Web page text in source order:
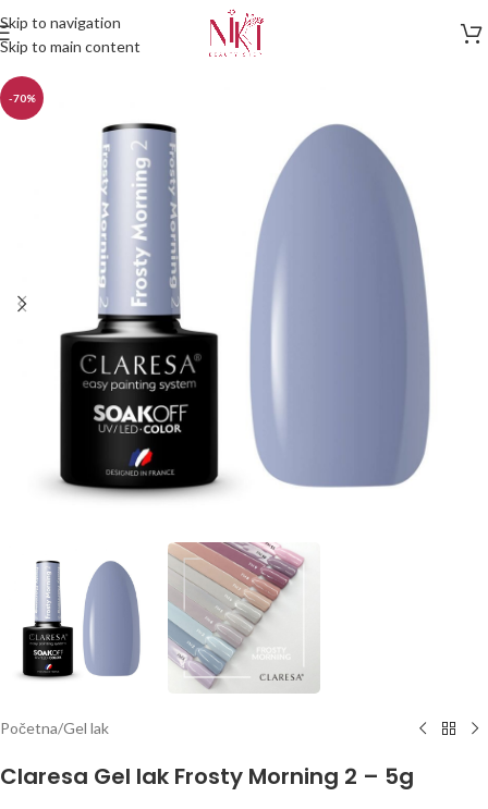
Skip to navigation
Skip to main content
-70%
Početna/Gel lak
Claresa Gel lak Frosty Morning 2 – 5g